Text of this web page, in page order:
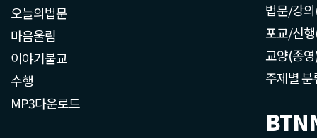
오늘의법문
마음울림
이야기불교
수행
MP3다운로드
법문/강
포교/신
교양(종
주제별 분